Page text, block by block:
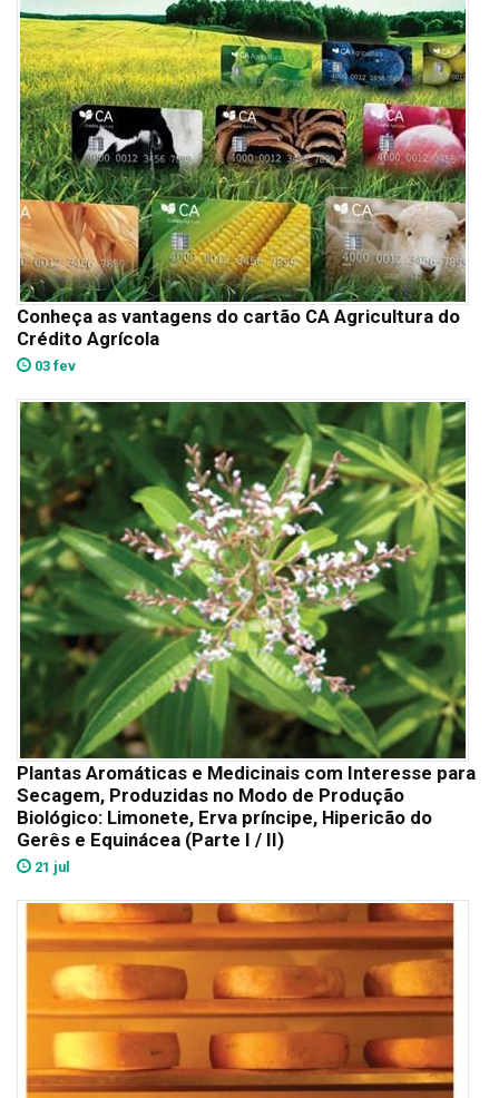
Conheça as vantagens do cartão CA Agricultura do
Crédito Agrícola
03 fev
Plantas Aromáticas e Medicinais com Interesse para
Secagem, Produzidas no Modo de Produção
Biológico: Limonete, Erva príncipe, Hipericão do
Gerês e Equinácea (Parte I / II)
21 jul